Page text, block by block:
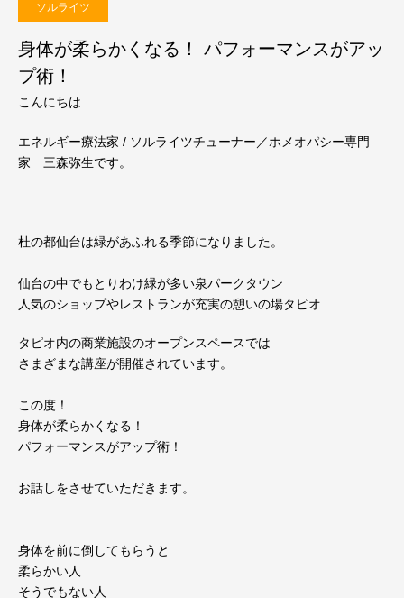
ソルライツ
身体が柔らかくなる！ パフォーマンスがアッ
プ術！
こんにちは
エネルギー療法家 / ソルライツチューナー／ホメオパシー専門
家 三森弥生です。
杜の都仙台は緑があふれる季節になりました。
仙台の中でもとりわけ緑が多い泉パークタウン
人気のショップやレストランが充実の憩いの場タピオ
タピオ内の商業施設のオープンスペースでは
さまざまな講座が開催されています。
この度！
身体が柔らかくなる！
パフォーマンスがアップ術！
お話しをさせていただきます。
身体を前に倒してもらうと
柔らかい人
そうでもない人